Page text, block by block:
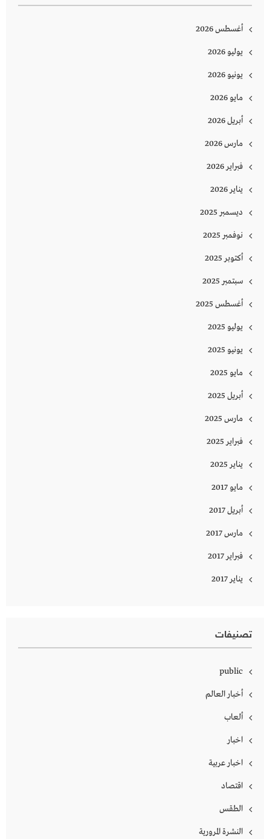
أغسطس 2026
يوليو 2026
يونيو 2026
مايو 2026
أبريل 2026
مارس 2026
فبراير 2026
يناير 2026
ديسمبر 2025
نوفمبر 2025
أكتوبر 2025
سبتمبر 2025
أغسطس 2025
يوليو 2025
يونيو 2025
مايو 2025
أبريل 2025
مارس 2025
فبراير 2025
يناير 2025
مايو 2017
أبريل 2017
مارس 2017
فبراير 2017
يناير 2017
تصنيفات
public
أخبار العالم
ألعاب
اخبار
اخبار عربية
اقتصاد
الطقس
النشرة المرورية